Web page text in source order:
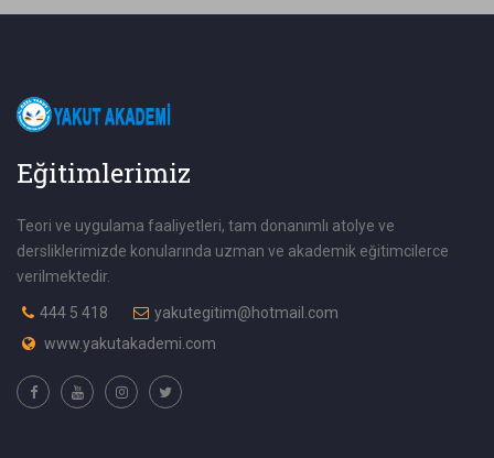
Eğitimlerimiz
Teori ve uygulama faaliyetleri, tam donanımlı atolye ve
dersliklerimizde konularında uzman ve akademik eğitimcilerce
verilmektedir.
444 5 418
yakutegitim@hotmail.com
www.yakutakademi.com